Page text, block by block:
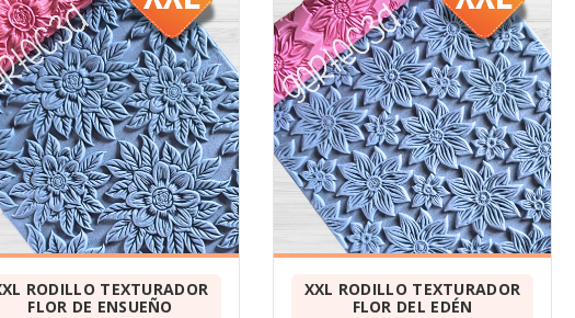
RODILLO TEXTURADOR
FLOR DE ENSUEÑO
XXL RODILLO TEXTURADOR
FLOR DEL EDÉN